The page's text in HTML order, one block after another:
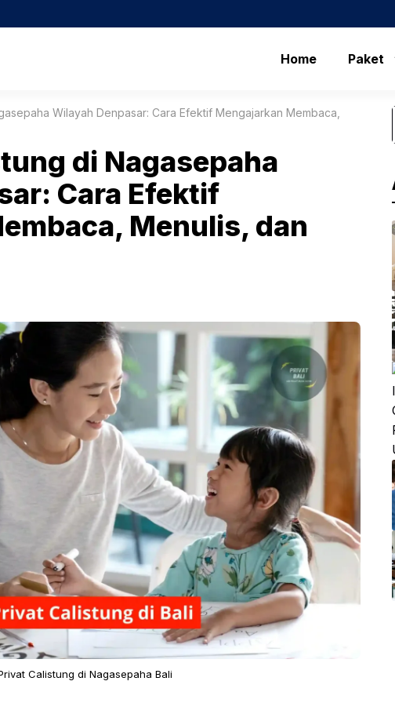
Home Paket
Wilayah Denpasar: Cara Efektif Mengajarkan Membaca,
di Nagasepaha
Cara Efektif
Menulis, dan
Calistung di Nagasepaha Bali